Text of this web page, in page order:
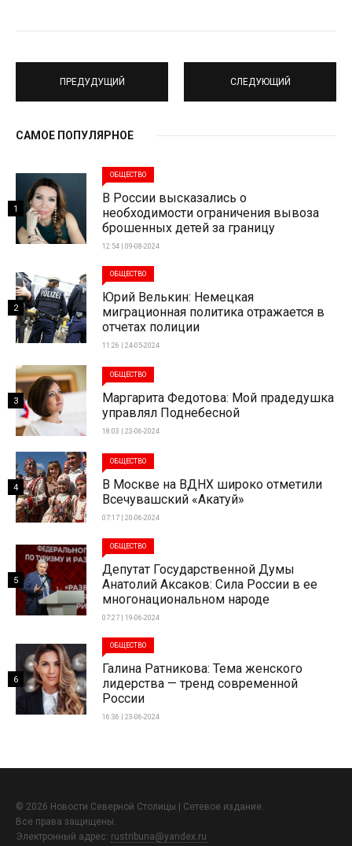
ПРЕДУДУЩИЙ СЛЕДУЮЩИЙ
САМОЕ ПОПУЛЯРНОЕ
ОБЩЕСТВО
В России высказались о
необходимости ограничения вывоза
брошенных детей за границу
12:54 | 09-08-2024
1
ОБЩЕСТВО
Юрий Велькин: Немецкая
миграционная политика отражается в
отчетах полиции
11:26 | 24-05-2024
2
ОБЩЕСТВО
Маргарита Федотова: Мой прадедушка
управлял Поднебесной
18:03 | 23-06-2024
3
ОБЩЕСТВО
В Москве на ВДНХ широко отметили
Всечувашский «Акатуй»
07:17 | 20-06-2024
4
ОБЩЕСТВО
Депутат Государственной Думы
Анатолий Аксаков: Сила России в ее
многонациональном народе
07:27 | 19-06-2024
5
ОБЩЕСТВО
Галина Ратникова: Тема женского
лидерства — тренд современной
России
16:36 | 23-06-2024
6
© 2026 Новости Северной Столицы | Сетевое издание.
Все права защищены.
Электронный адрес: rustribuna@yandex.ru